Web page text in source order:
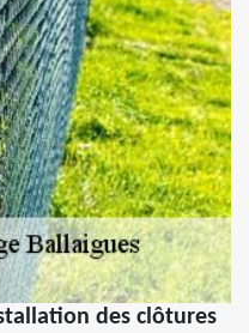
des clôtures